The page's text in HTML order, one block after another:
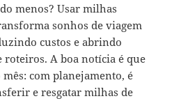
menos? Usar milhas
sonhos de viagem
custos e abrindo
roteiros. A boa notícia é que
com planejamento, é
e resgatar milhas de